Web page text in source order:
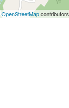
OpenStreetMapcontributors